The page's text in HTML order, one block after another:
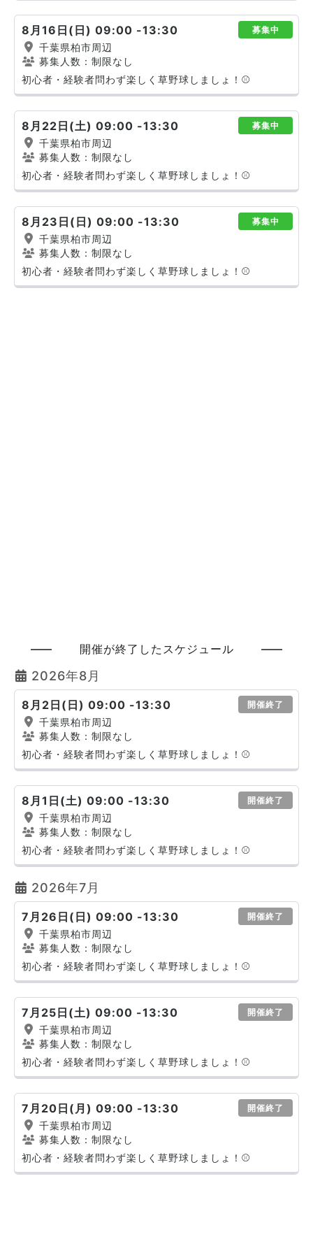
8月16日(日) 09:00 -13:30 募集中
千葉県柏市周辺
募集人数：制限なし
初心者・経験者問わず楽しく草野球しましょ！⚾️
8月22日(土) 09:00 -13:30 募集中
千葉県柏市周辺
募集人数：制限なし
初心者・経験者問わず楽しく草野球しましょ！⚾️
8月23日(日) 09:00 -13:30 募集中
千葉県柏市周辺
募集人数：制限なし
初心者・経験者問わず楽しく草野球しましょ！⚾️
開催が終了したスケジュール
2026年8月
8月2日(日) 09:00 -13:30 開催終了
千葉県柏市周辺
募集人数：制限なし
初心者・経験者問わず楽しく草野球しましょ！⚾️
8月1日(土) 09:00 -13:30 開催終了
千葉県柏市周辺
募集人数：制限なし
初心者・経験者問わず楽しく草野球しましょ！⚾️
2026年7月
7月26日(日) 09:00 -13:30 開催終了
千葉県柏市周辺
募集人数：制限なし
初心者・経験者問わず楽しく草野球しましょ！⚾️
7月25日(土) 09:00 -13:30 開催終了
千葉県柏市周辺
募集人数：制限なし
初心者・経験者問わず楽しく草野球しましょ！⚾️
7月20日(月) 09:00 -13:30 開催終了
千葉県柏市周辺
募集人数：制限なし
初心者・経験者問わず楽しく草野球しましょ！⚾️